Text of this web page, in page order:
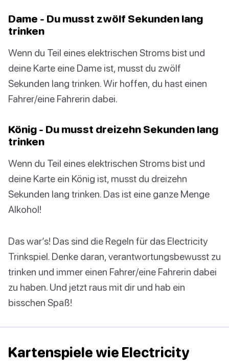
Dame - Du musst zwölf Sekunden lang
trinken
Wenn du Teil eines elektrischen Stroms bist und
deine Karte eine Dame ist, musst du zwölf
Sekunden lang trinken. Wir hoffen, du hast einen
Fahrer/eine Fahrerin dabei.
König - Du musst dreizehn Sekunden lang
trinken
Wenn du Teil eines elektrischen Stroms bist und
deine Karte ein König ist, musst du dreizehn
Sekunden lang trinken. Das ist eine ganze Menge
Alkohol!
Das war’s! Das sind die Regeln für das Electricity
Trinkspiel. Denke daran, verantwortungsbewusst zu
trinken und immer einen Fahrer/eine Fahrerin dabei
zu haben. Und jetzt raus mit dir und hab ein
bisschen Spaß!
Kartenspiele wie Electricity